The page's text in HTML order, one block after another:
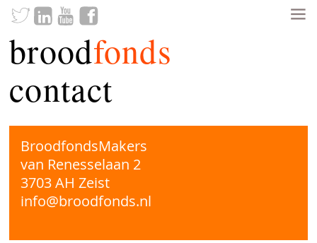
broodfonds
contact
BroodfondsMakers
van Renesselaan 2
3703 AH Zeist
info@broodfonds.nl